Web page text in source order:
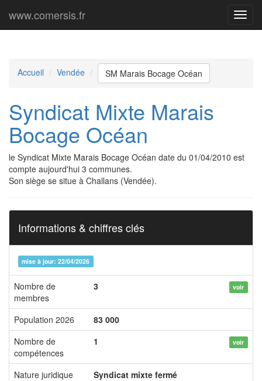
Menu
www.comersis.fr
Accueil Vendée SM Marais Bocage Océan
Syndicat Mixte Marais
Bocage Océan
le Syndicat Mixte Marais Bocage Océan date du 01/04/2010 est
compte aujourd'hui 3 communes.
Son siège se situe à Challans (Vendée).
Informations & chiffres clés
mise à jour: 22/04/2026
Nombre de
membres
3 voir
Population 2026
83 000
Nombre de
compétences
1 voir
Nature juridique
Syndicat mixte fermé